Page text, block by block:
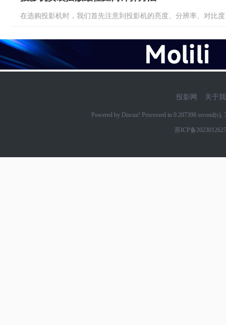
在选购投影机时，我们首先注意到投影机的亮度、分辨率、对比
投影网 关于
Powered by Discuz! Processed in 0.207398
苏ICP备